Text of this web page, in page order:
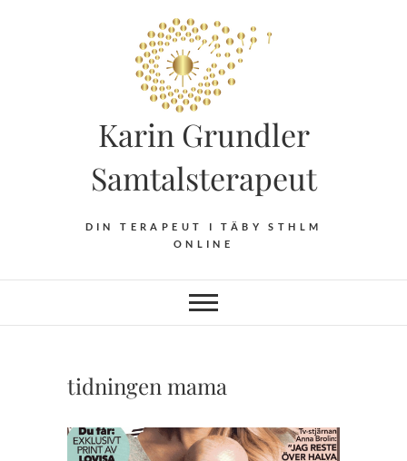
Karin Grundler
Samtalsterapeut
DIN TERAPEUT I TÄBY STHLM
ONLINE
tidningen mama